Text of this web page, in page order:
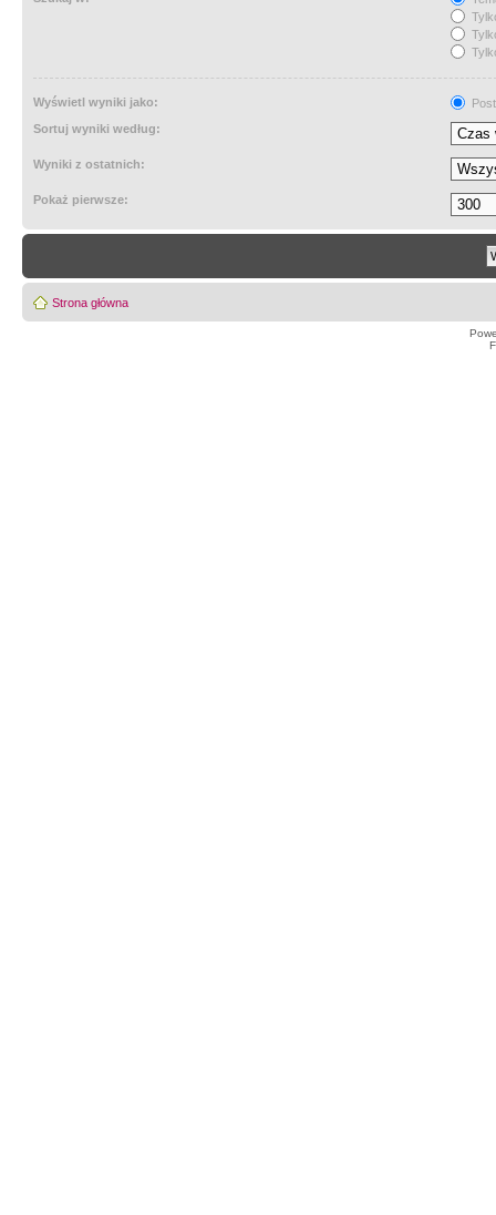
Wyświetl wyniki jako:
Sortuj wyniki według:
Wyniki z ostatnich:
Pokaż pierwsze:
Strona główna